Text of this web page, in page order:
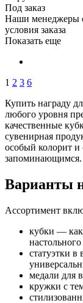
Под заказ
Наши менеджеры
условия заказа
Показать еще
1 2 3 6
Купить награду
любого уровня
качественные
сувенирная
особый колорит и
запоминающимся.
Варианты
Ассортимент
кубки — как
статуэтки в
медали для
кружки с